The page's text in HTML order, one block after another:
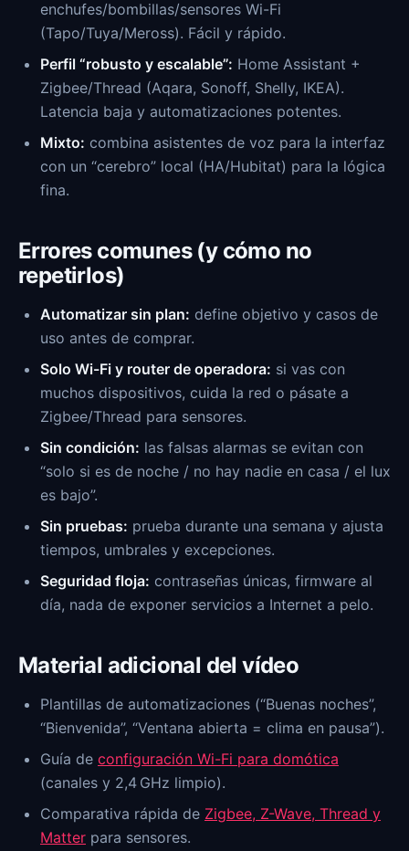
enchufes/bombillas/sensores Wi-Fi
(Tapo/Tuya/Meross). Fácil y rápido.
Perfil “robusto y escalable”: Home Assistant +
Zigbee/Thread (Aqara, Sonoff, Shelly, IKEA).
Latencia baja y automatizaciones potentes.
Mixto: combina asistentes de voz para la interfaz
con un “cerebro” local (HA/Hubitat) para la lógica
fina.
Errores comunes (y cómo no
repetirlos)
Automatizar sin plan: define objetivo y casos de
uso antes de comprar.
Solo Wi-Fi y router de operadora: si vas con
muchos dispositivos, cuida la red o pásate a
Zigbee/Thread para sensores.
Sin condición: las falsas alarmas se evitan con
“solo si es de noche / no hay nadie en casa / el lux
es bajo”.
Sin pruebas: prueba durante una semana y ajusta
tiempos, umbrales y excepciones.
Seguridad floja: contraseñas únicas, firmware al
día, nada de exponer servicios a Internet a pelo.
Material adicional del vídeo
Plantillas de automatizaciones (“Buenas noches”,
“Bienvenida”, “Ventana abierta = clima en pausa”).
Guía de configuración Wi-Fi para domótica
(canales y 2,4 GHz limpio).
Comparativa rápida de Zigbee, Z-Wave, Thread y
Matter para sensores.